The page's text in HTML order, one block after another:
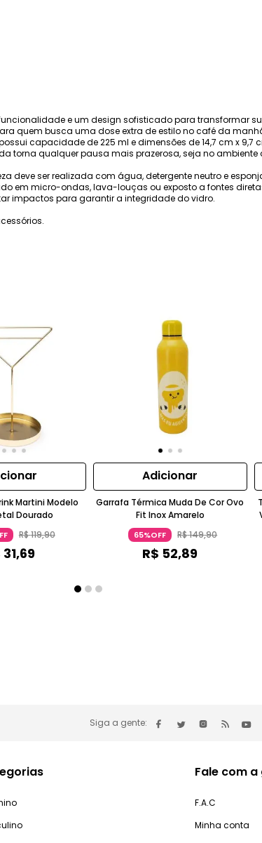
e um design sofisticado para transformar
quem busca uma dose extra de estilo no café da
capacidade de 225 ml e dimensões de 14,7 cm x 9,7
torna qualquer pausa mais prazerosa, seja no
deve ser realizada com água, detergente neutro e
em micro-ondas, lava-louças ou exposto a fontes
impactos para garantir a integridade do vidro.
Martini Modelo
Dourado
R$119,90
31,69
Adicionar
Garrafa Térmica Muda De Cor Ovo
Fit Inox Amarelo
65%OFF R$149,90
R$ 52,89
Siga a gente:
Fale com
F.A.C
Minha conta